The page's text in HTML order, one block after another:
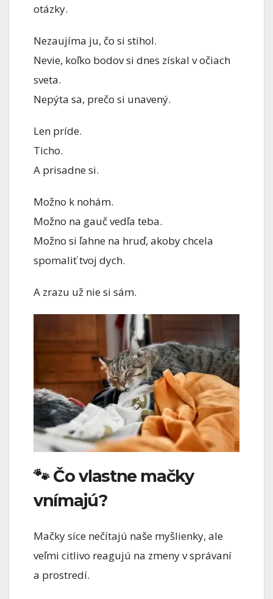
otázky.
Nezaujíma ju, čo si stihol.
Nevie, koľko bodov si dnes získal v očiach
sveta.
Nepýta sa, prečo si unavený.
Len príde.
Ticho.
A prisadne si.
Možno k nohám.
Možno na gauč vedľa teba.
Možno si ľahne na hruď, akoby chcela
spomaliť tvoj dych.
A zrazu už nie si sám.
🐾 Čo vlastne mačky
vnímajú?
Mačky síce nečítajú naše myšlienky, ale
veľmi citlivo reagujú na zmeny v správaní
a prostredí.